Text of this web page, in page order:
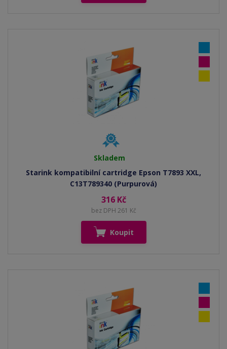
Skladem
Starink kompatibilní cartridge Epson T7893 XXL,
C13T789340 (Purpurová)
316 Kč
bez DPH 261 Kč
Koupit